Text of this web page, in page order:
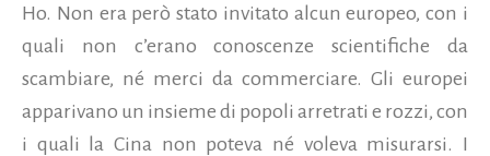
Ho. Non era però stato invitato alcun europeo, con i
quali non c’erano conoscenze scientifiche da
scambiare, né merci da commerciare. Gli europei
apparivano un insieme di popoli arretrati e rozzi, con
i quali la Cina non poteva né voleva misurarsi. I